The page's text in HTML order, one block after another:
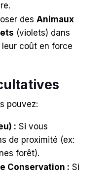
.
des Animaux
(violets) dans
coût en force
pouvez:
: Si vous
de proximité (ex:
forêt).
Conservation : Si